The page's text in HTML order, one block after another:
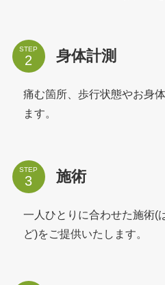
STEP 身体計測
痛む箇所、歩行状態やお身
ます。
STEP 施術
一人ひとりに合わせた施術(
ど)をご提供いたします。